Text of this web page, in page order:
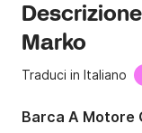
Marko
Traduci in Italiano
Barca A Motore